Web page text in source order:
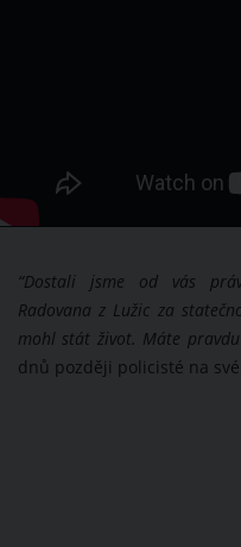
“Dostali jsme od vás
Radovana z Lužic za
mohl stát život. Máte pravdu
dnů později policisté na